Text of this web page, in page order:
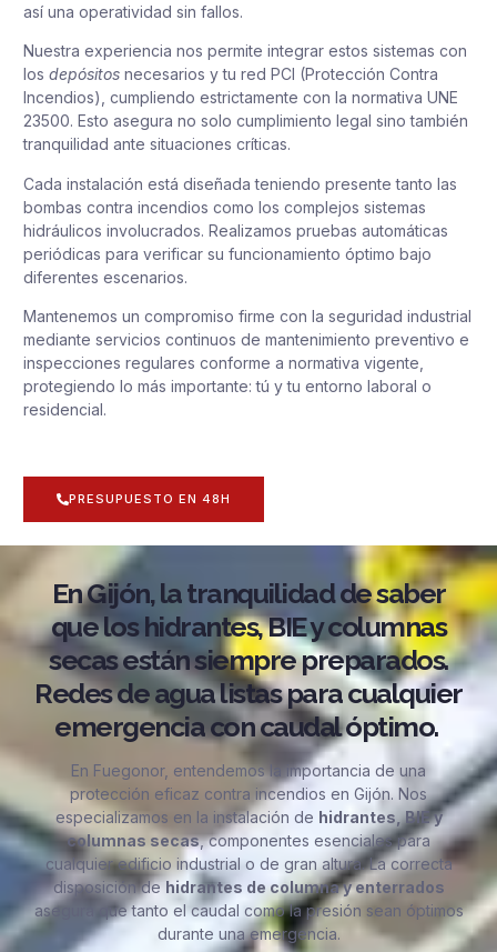
así una operatividad sin fallos.
Nuestra experiencia nos permite integrar estos sistemas con
los depósitos necesarios y tu red PCI (Protección Contra
Incendios), cumpliendo estrictamente con la normativa UNE
23500. Esto asegura no solo cumplimiento legal sino también
tranquilidad ante situaciones críticas.
Cada instalación está diseñada teniendo presente tanto las
bombas contra incendios como los complejos sistemas
hidráulicos involucrados. Realizamos pruebas automáticas
periódicas para verificar su funcionamiento óptimo bajo
diferentes escenarios.
Mantenemos un compromiso firme con la seguridad industrial
mediante servicios continuos de mantenimiento preventivo e
inspecciones regulares conforme a normativa vigente,
protegiendo lo más importante: tú y tu entorno laboral o
residencial.
PRESUPUESTO EN 48H
En Gijón, la tranquilidad de saber
que los hidrantes, BIE y columnas
secas están siempre preparados.
Redes de agua listas para cualquier
emergencia con caudal óptimo.
En Fuegonor, entendemos la importancia de una
protección eficaz contra incendios en Gijón. Nos
especializamos en la instalación de hidrantes, BIE y
columnas secas, componentes esenciales para
cualquier edificio industrial o de gran altura. La correcta
disposición dehidrantes de columna y enterrados
asegura que tanto el caudal como la presión sean óptimos
durante una emergencia.